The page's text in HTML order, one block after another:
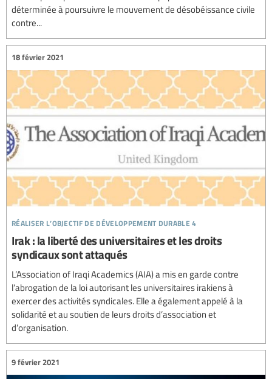
déterminée à poursuivre le mouvement de désobéissance civile
contre...
réaliser l’objectif de développement durable 4
18 février 2021
Irak : la liberté des universitaires et les droits
syndicaux sont attaqués
L’Association of Iraqi Academics (AIA) a mis en garde contre
l’abrogation de la loi autorisant les universitaires irakiens à
exercer des activités syndicales. Elle a également appelé à la
solidarité et au soutien de leurs droits d’association et
d’organisation.
9 février 2021